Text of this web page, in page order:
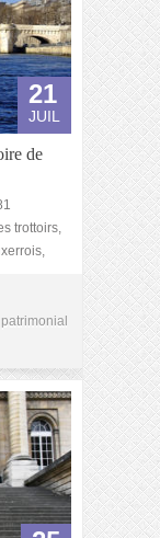
21
JUIL
de
trottoirs,